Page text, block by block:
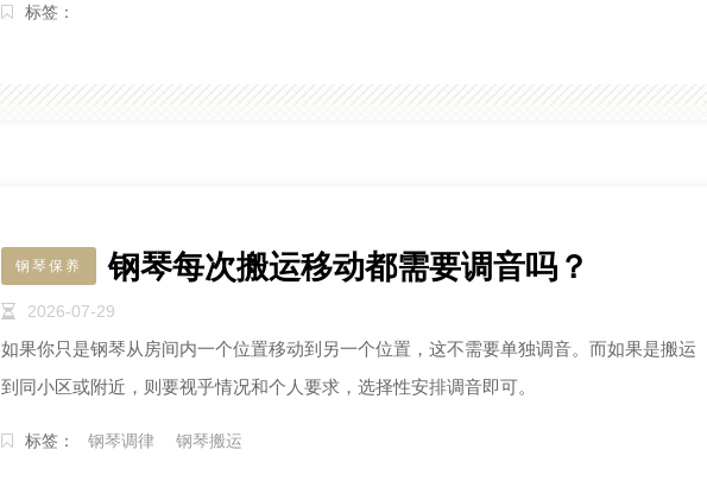
标签：
钢琴保养 钢琴每次搬运移动都需要调音吗？
2026-07-29
如果你只是钢琴从房间内一个位置移动到另一个位置，这不需要单独调音。而如果是搬运
到同小区或附近，则要视乎情况和个人要求，选择性安排调音即可。
标签： 钢琴调律 钢琴搬运